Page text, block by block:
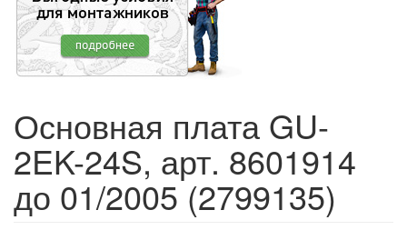
Основная плата GU-
2EK-24S, арт. 8601914
до 01/2005 (2799135)